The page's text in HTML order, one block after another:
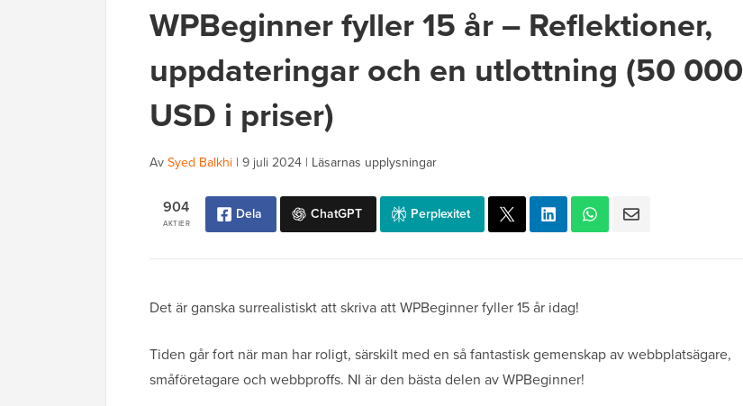
WPBeginner fyller 15 år – Reflektioner,
uppdateringar och en utlottning (50 000
USD i priser)
AvSyed Balkhi | 9 juli 2024 | Läsarnas upplysningar
AKTIER
904 Dela ChatGPT Perplexitet
Det är ganska surrealistiskt att skriva att WPBeginner fyller 15 år idag!
Tiden går fort när man har roligt, särskilt med en så fantastisk gemenskap av webbplatsägare,
småföretagare och webbproffs. NI är den bästa delen av WPBeginner!